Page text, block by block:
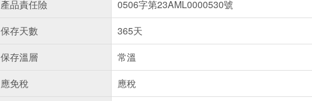
產品責任險
0506字第23AML0000530號
保存天數
365天
保存溫層
常溫
應免稅
應稅